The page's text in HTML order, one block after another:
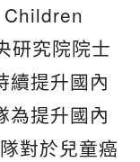
Children
研究院院士
續提升國內
為提升國內
對於兒童癌